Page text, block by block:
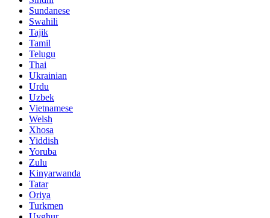
Sundanese
Swahili
Tajik
Tamil
Telugu
Thai
Ukrainian
Urdu
Uzbek
Vietnamese
Welsh
Xhosa
Yiddish
Yoruba
Zulu
Kinyarwanda
Tatar
Oriya
Turkmen